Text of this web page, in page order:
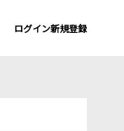
ログイン新規登録